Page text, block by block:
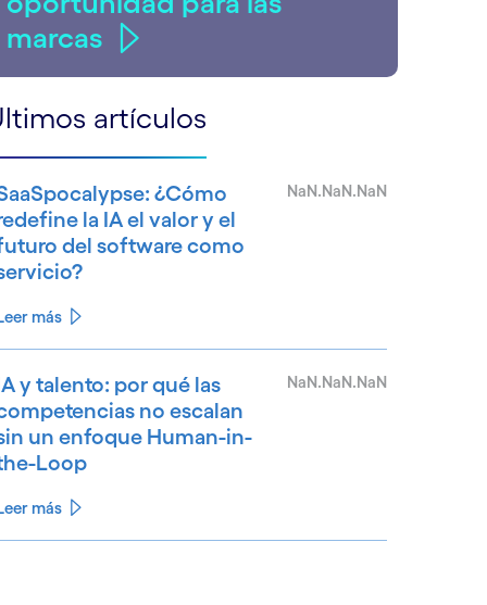
marcas
artículos
¿Cómo
la IA el valor y el
del software como
NaN.NaN.NaN
más
y talento: por qué las
no escalan
un enfoque Human-in-
Loop
NaN.NaN.NaN
más